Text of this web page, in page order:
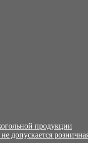
продукции
допускается